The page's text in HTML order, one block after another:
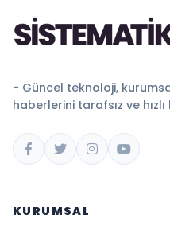
- Güncel teknoloji,
haberlerini tarafsız ve
KURUMSAL